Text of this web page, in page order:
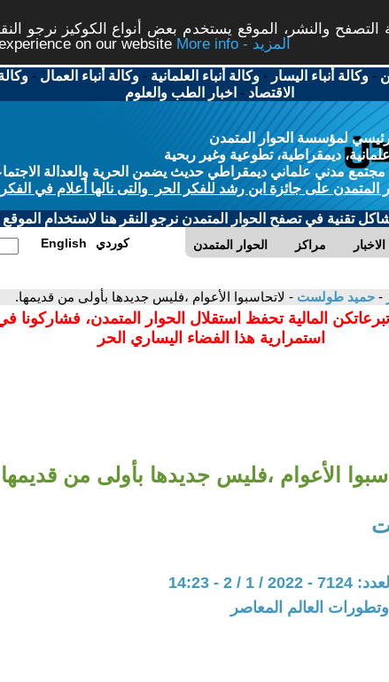
والنشر، الموقع يستخدم بعض أنواع الكوكيز نرجو
on our website
More info - المزيد
-وكالة أنباء اليسار -وكالة أنباء العلمانية -وكالة أنباء العمال -
الاقتصاد - اخبار الطب والعلوم
لمؤسسة الحوار المتمدن
ديمقراطية، تطوعية وغير ربحية
مدني علماني ديمقراطي حديث يضمن الحرية والعدالة
المتمدن على جائزة ابن رشد للفكر الحر والتى نالها أعلام في الفكر
تقنية في تصفح الحوار المتمدن نرجو النقر هنا لاستخدام الموقع
الحوار المتمدن مراكز الاخبار English كوردي
- حميد طولست - لاتحاسبوا الأعوام ،فليس جديدها بأولى من قديمها.
المالية تحفظ استقلال الحوار المتمدن، فشاركونا
استمرارية هذا الفضاء اليساري الحر
الأعوام ،فليس جديدها بأولى من
/ 2 - 14:23
العالم المعاصر